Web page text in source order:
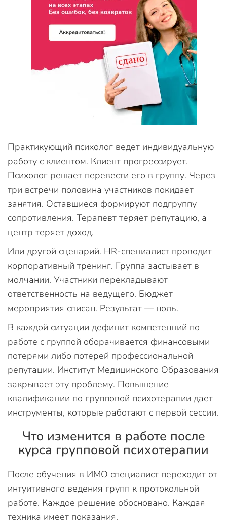
Практикующий психолог ведет индивидуальную
работу с клиентом. Клиент прогрессирует.
Психолог решает перевести его в группу. Через
три встречи половина участников покидает
занятия. Оставшиеся формируют подгруппу
сопротивления. Терапевт теряет репутацию, а
центр теряет доход.
Или другой сценарий. HR-специалист проводит
корпоративный тренинг. Группа застывает в
молчании. Участники перекладывают
ответственность на ведущего. Бюджет
мероприятия списан. Результат — ноль.
В каждой ситуации дефицит компетенций по
работе с группой оборачивается финансовыми
потерями либо потерей профессиональной
репутации. Институт Медицинского Образования
закрывает эту проблему. Повышение
квалификации по групповой психотерапии дает
инструменты, которые работают с первой сессии.
Что изменится в работе после
курса групповой психотерапии
После обучения в ИМО специалист переходит от
интуитивного ведения групп к протокольной
работе. Каждое решение обосновано. Каждая
техника имеет показания.